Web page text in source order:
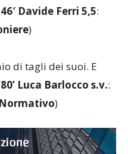
Davide Ferri 5,5:
)
di tagli dei suoi. E
Luca Barlocco s.v.:
Normativo)